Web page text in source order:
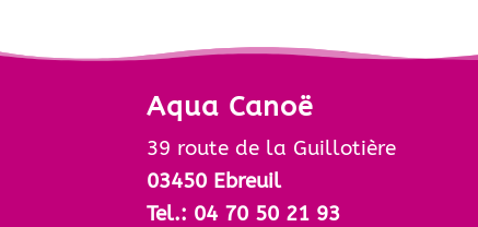
Aqua Canoë
39 route de la Guillotière
03450 Ebreuil
Tel.: 04 70 50 21 93